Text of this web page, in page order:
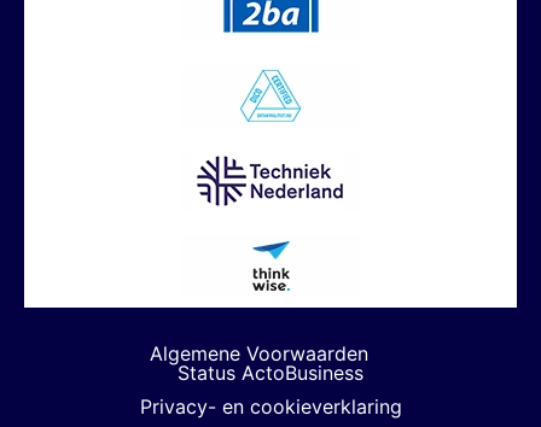
Algemene Voorwaarden
Status ActoBusiness
Privacy- en cookieverklaring